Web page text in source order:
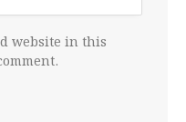
website in this